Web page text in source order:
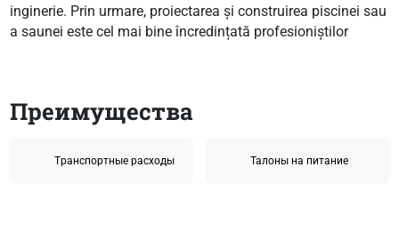
inginerie. Prin urmare, proiectarea și construirea piscinei sau
a saunei este cel mai bine încredințată profesioniștilor
Преимущества
Tранспортные расходы Талоны на питание